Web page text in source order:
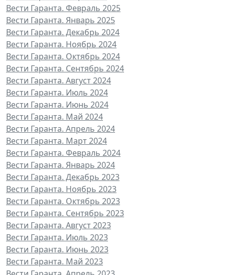
Вести Гаранта. Февраль 2025
Вести Гаранта. Январь 2025
Вести Гаранта. Декабрь 2024
Вести Гаранта. Ноябрь 2024
Вести Гаранта. Октябрь 2024
Вести Гаранта. Сентябрь 2024
Вести Гаранта. Август 2024
Вести Гаранта. Июль 2024
Вести Гаранта. Июнь 2024
Вести Гаранта. Май 2024
Вести Гаранта. Апрель 2024
Вести Гаранта. Март 2024
Вести Гаранта. Февраль 2024
Вести Гаранта. Январь 2024
Вести Гаранта. Декабрь 2023
Вести Гаранта. Ноябрь 2023
Вести Гаранта. Октябрь 2023
Вести Гаранта. Сентябрь 2023
Вести Гаранта. Август 2023
Вести Гаранта. Июль 2023
Вести Гаранта. Июнь 2023
Вести Гаранта. Май 2023